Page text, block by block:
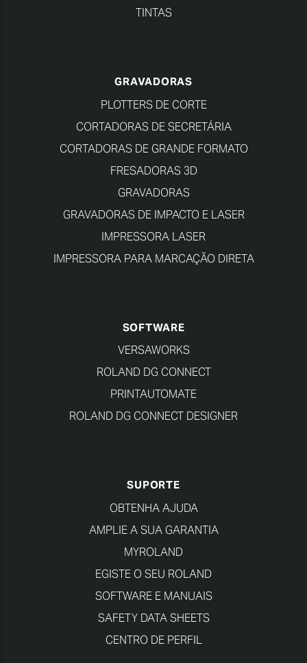
TINTAS
GRAVADORAS
PLOTTERS DE CORTE
CORTADORAS DE SECRETÁRIA
CORTADORAS DE GRANDE FORMATO
FRESADORAS 3D
GRAVADORAS
GRAVADORAS DE IMPACTO E LASER
IMPRESSORA LASER
IMPRESSORA PARA MARCAÇÃO DIRETA
SOFTWARE
VERSAWORKS
ROLAND DG CONNECT
PRINTAUTOMATE
ROLAND DG CONNECT DESIGNER
SUPORTE
OBTENHA AJUDA
AMPLIE A SUA GARANTIA
MYROLAND
EGISTE O SEU ROLAND
SOFTWARE E MANUAIS
SAFETY DATA SHEETS
CENTRO DE PERFIL